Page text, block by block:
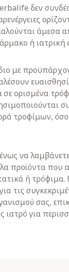
δεν
άμεσα
ή ιατρική
με
σε ορισμένα
τροφίμων, όσο
να
προϊόντα που
ή τρόφιμα.
τις
σας,
για